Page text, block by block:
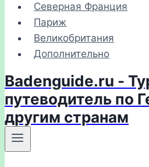
Северная Франция
Париж
Великобритания
Дополнительно
Badenguide.ru -
путеводитель по
другим странам